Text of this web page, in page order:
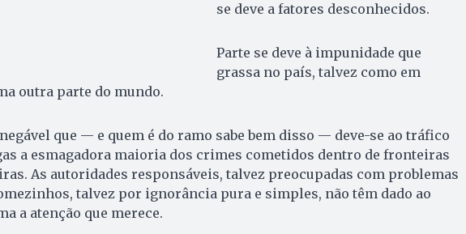
se deve a fatores desconhecidos.
Parte se deve à impunidade que
grassa no país, talvez como em
outra parte do mundo.
que — e quem é do ramo sabe bem disso — deve-se ao tráfico
a esmagadora maioria dos crimes cometidos dentro de fronteiras
As autoridades responsáveis, talvez preocupadas com problemas
talvez por ignorância pura e simples, não têm dado ao
a atenção que merece.